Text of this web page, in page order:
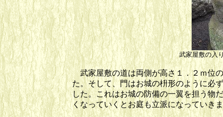
武家屋敷の入
武家屋敷の道は両側が高さ１．２ｍ位
た。そして、門はお城の枡形のように必
した。これはお城の防備の一翼を担う物
くなっていくとお庭も立派になっていき